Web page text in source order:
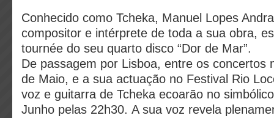
Conhecido como Tcheka, Manuel Lopes
compositor e intérprete de toda a sua obra,
tournée do seu quarto disco “Dor de Mar”.
De passagem por Lisboa, entre os concertos
de Maio, e a sua actuação no Festival Rio
voz e guitarra de Tcheka ecoarão no
Junho pelas 22h30. A sua voz revela